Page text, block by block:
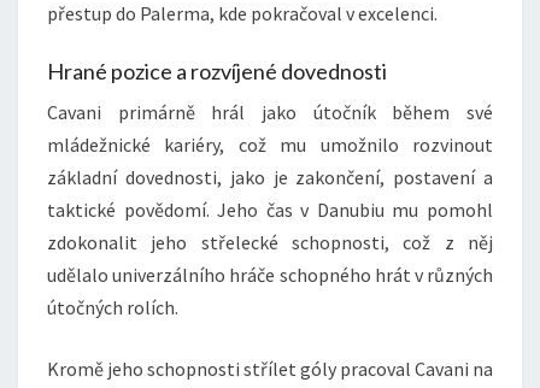
přestup do Palerma, kde pokračoval v excelenci.
Hrané pozice a rozvíjené dovednosti
Cavani primárně hrál jako útočník během své
mládežnické kariéry, což mu umožnilo rozvinout
základní dovednosti, jako je zakončení, postavení a
taktické povědomí. Jeho čas v Danubiu mu pomohl
zdokonalit jeho střelecké schopnosti, což z něj
udělalo univerzálního hráče schopného hrát v různých
útočných rolích.
Kromě jeho schopnosti střílet góly pracoval Cavani na